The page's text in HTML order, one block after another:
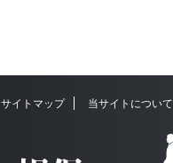
サイトマップ 当サイトについて